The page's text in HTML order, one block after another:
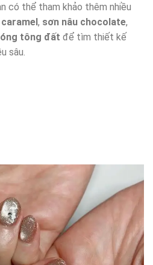
có thể tham khảo thêm nhiều
, sơn nâu chocolate,
tông đất để tìm thiết kế
sâu.